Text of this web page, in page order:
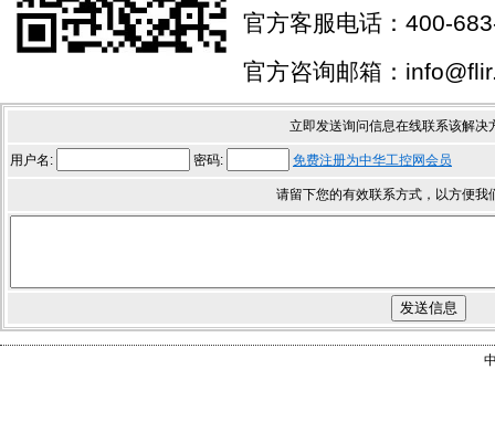
官方客服电话：400-
官方咨询邮箱：
立即发送询问信息在线联系该解决
用户名: 密码: 免费注册为中华工控网会员
请留下您的有效联系方式，以方便我